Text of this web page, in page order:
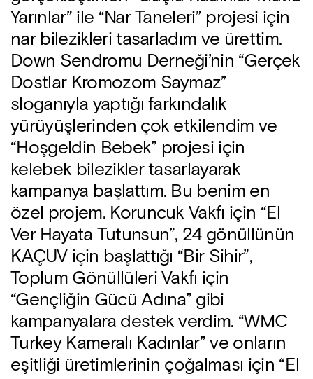
Yarınlar” ile “Nar Taneleri” projesi için
nar bilezikleri tasarladım ve ürettim.
Down Sendromu Derneği’nin “Gerçek
Dostlar Kromozom Saymaz”
sloganıyla yaptığı farkındalık
yürüyüşlerinden çok etkilendim ve
“Hoşgeldin Bebek” projesi için
kelebek bilezikler tasarlayarak
kampanya başlattım. Bu benim en
özel projem. Koruncuk Vakfı için “El
Ver Hayata Tutunsun”, 24 gönüllünün
KAÇUV için başlattığı “Bir Sihir”,
Toplum Gönüllüleri Vakfı için
“Gençliğin Gücü Adına” gibi
kampanyalara destek verdim. “WMC
Turkey Kameralı Kadınlar” ve onların
eşitliği üretimlerinin çoğalması için “El